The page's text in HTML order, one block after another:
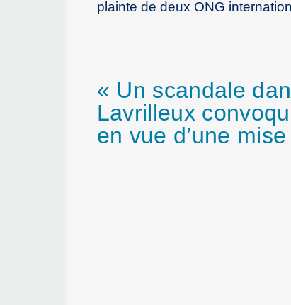
plainte de deux ONG
« Un scandale
Lavrilleux
en vue d’une